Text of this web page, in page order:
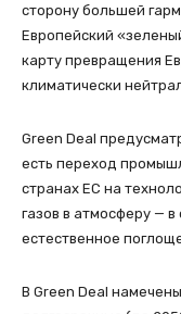
сторону большей
Европейский
карту превращения
климатически
Green Deal
есть переход
странах ЕС на
газов в атмосферу —
естественное
В Green Deal